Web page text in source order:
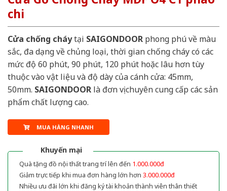
chi
Cửa chống cháytại SAIGONDOOR phong phú về màu
sắc, đa dạng về chủng loại, thời gian chống cháy có các
mức độ 60 phút, 90 phút, 120 phút hoặc lâu hơn tùy
thuộc vào vật liệu và độ dày của cánh cửa: 45mm,
50mm. SAIGONDOOR là đơn vị chuyên cung cấp các sản
phẩm chất lượng cao.
MUA HÀNG NHANH
Khuyến mại
Quà tặng đồ nội thất trang trí lên đến 1.000.000đ
Giảm trực tiếp khi mua đơn hàng lớn hơn 3.000.000đ
Nhiều ưu đãi lớn khi đăng ký tài khoản thành viên thân thiết